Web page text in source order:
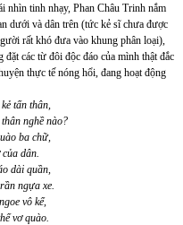
nhìn tinh nhạy, Phan Châu Trinh nắm
dưới và dân trên (tức kẻ sĩ chưa được
rất khó đưa vào khung phân loại),
các từ đôi độc đáo của mình thật đắc
thực tế nóng hổi, đang hoạt động
tấn thân,
nghề nào?
ba chữ,
dân.
dài quần,
ngựa xe.
vô kể,
vơ quào.